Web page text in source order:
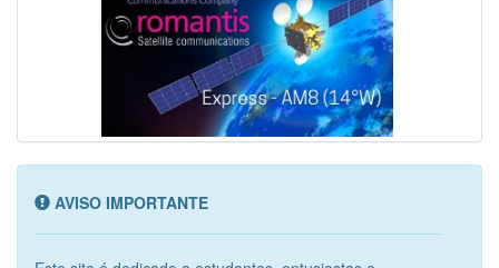
AVISO IMPORTANTE